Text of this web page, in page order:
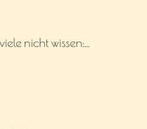
nicht wissen:…